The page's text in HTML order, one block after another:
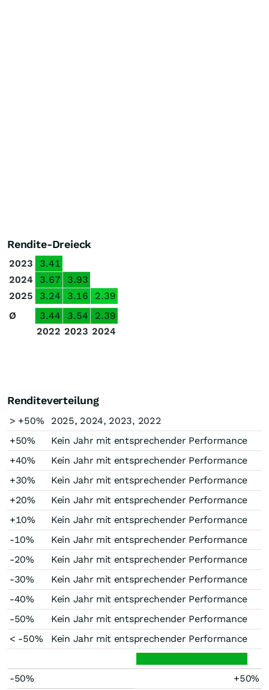
Rendite-Dreieck
2023
3.41
2024
3.67
3.93
2025
3.24 3.16
2.39
Ø
3.44 3.54
2.39
2022 2023 2024
Renditeverteilung
> +50%
2025, 2024, 2023, 2022
+50%
Kein Jahr mit entsprechender Performance
+40%
Kein Jahr mit entsprechender Performance
+30%
Kein Jahr mit entsprechender Performance
+20%
Kein Jahr mit entsprechender Performance
+10%
Kein Jahr mit entsprechender Performance
-10%
Kein Jahr mit entsprechender Performance
-20%
Kein Jahr mit entsprechender Performance
-30%
Kein Jahr mit entsprechender Performance
-40%
Kein Jahr mit entsprechender Performance
-50%
Kein Jahr mit entsprechender Performance
< -50%
Kein Jahr mit entsprechender Performance
-50% +50%